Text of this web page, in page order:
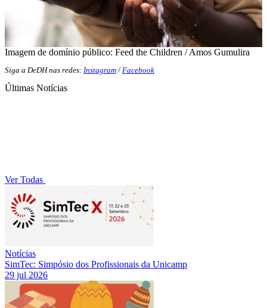
Imagem de domínio público: Feed the Children / Amos Gumulira
Siga a DeDH nas redes: Instagram / Facebook
Últimas Notícias
Ver Todas
Notícias
SimTec: Simpósio dos Profissionais da Unicamp
29 jul 2026